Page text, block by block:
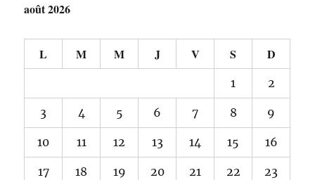
août 2026
L M M J V S D
1 2
3 4 5 6 7 8 9
10 11 12 13 14 15 16
17 18 19 20 21 22 23